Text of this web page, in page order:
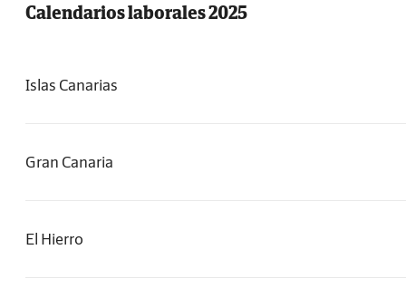
Calendarios laborales 2025
Islas Canarias
Gran Canaria
El Hierro